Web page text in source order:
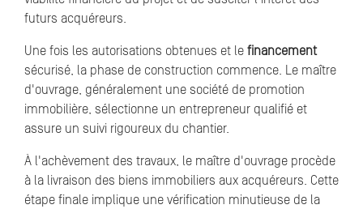
futurs acquéreurs.
Une fois les autorisations obtenues et le financement
sécurisé, la phase de construction commence. Le maître
d'ouvrage, généralement une société de promotion
immobilière, sélectionne un entrepreneur qualifié et
assure un suivi rigoureux du chantier.
À l'achèvement des travaux, le maître d'ouvrage procède
à la livraison des biens immobiliers aux acquéreurs. Cette
étape finale implique une vérification minutieuse de la